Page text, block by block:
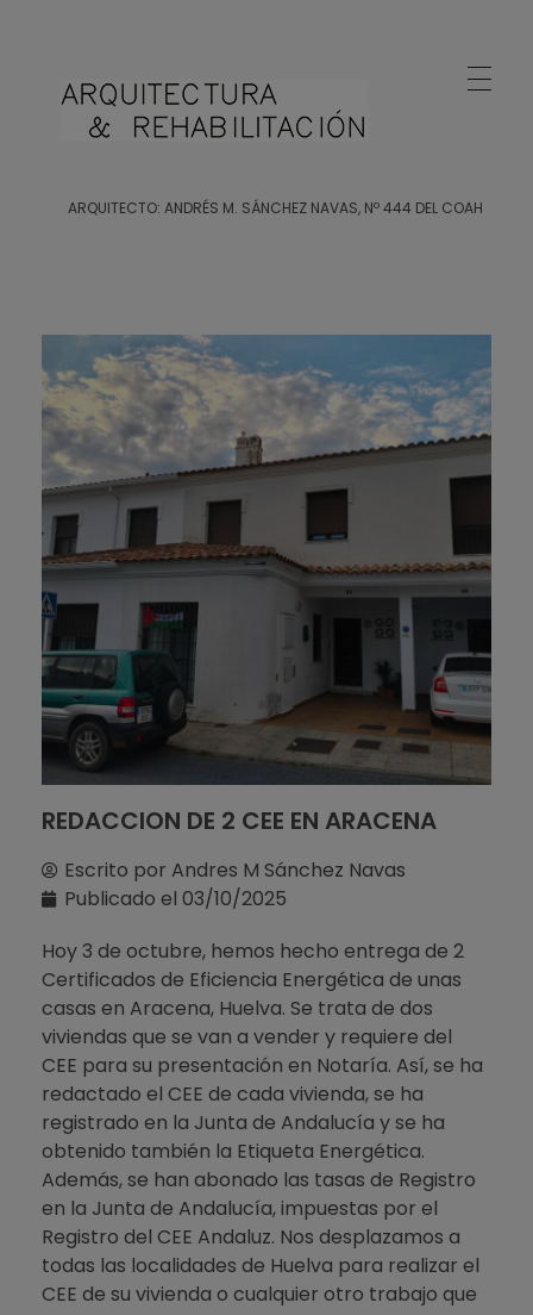
ARQUITECTO: ANDRÉS M. SÁNCHEZ NAVAS, Nº 444 DEL COAH
REDACCION DE 2 CEE EN ARACENA
Escrito por Andres M Sánchez Navas
Publicado el 03/10/2025
Hoy 3 de octubre, hemos hecho entrega de 2
Certificados de Eficiencia Energética de unas
casas en Aracena, Huelva. Se trata de dos
viviendas que se van a vender y requiere del
CEE para su presentación en Notaría. Así, se ha
redactado el CEE de cada vivienda, se ha
registrado en la Junta de Andalucía y se ha
obtenido también la Etiqueta Energética.
Además, se han abonado las tasas de Registro
en la Junta de Andalucía, impuestas por el
Registro del CEE Andaluz. Nos desplazamos a
todas las localidades de Huelva para realizar el
CEE de su vivienda o cualquier otro trabajo que